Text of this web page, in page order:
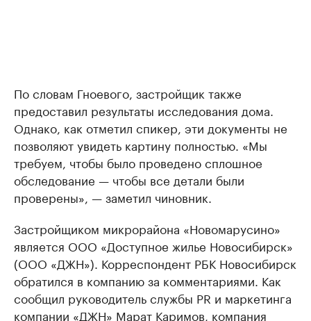
По словам Гноевого, застройщик также
предоставил результаты исследования дома.
Однако, как отметил спикер, эти документы не
позволяют увидеть картину полностью. «Мы
требуем, чтобы было проведено сплошное
обследование — чтобы все детали были
проверены», — заметил чиновник.
Застройщиком микрорайона «Новомарусино»
является ООО «Доступное жилье Новосибирск»
(ООО «ДЖН»). Корреспондент РБК Новосибирск
обратился в компанию за комментариями. Как
сообщил руководитель службы PR и маркетинга
компании «ДЖН» Марат Каримов, компания